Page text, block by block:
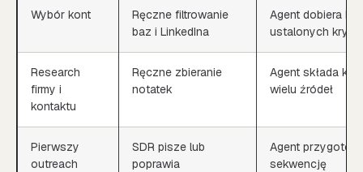
Wybór kont
Ręczne filtrowanie
baz i LinkedIna
Agent dobiera
ustalonych
Research
firmy i
kontaktu
Ręczne zbieranie
notatek
Agent składa
wielu źródeł
Pierwszy
outreach
SDR pisze lub
poprawia
Agent
sekwencję